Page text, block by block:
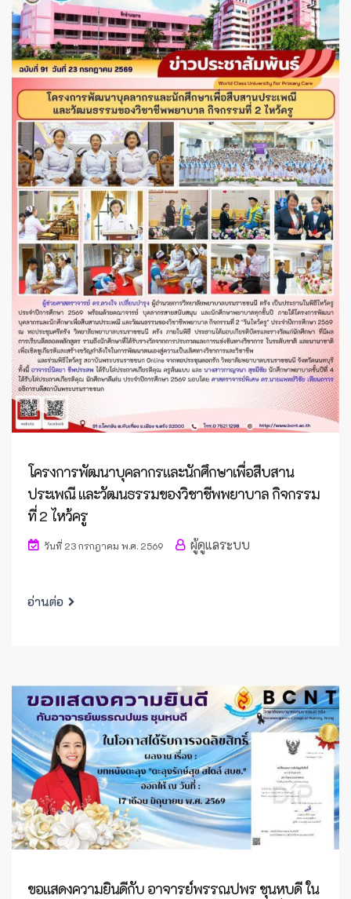
โครงการพัฒนาบุคลากรและนักศึกษาเพื่อสืบสาน
ประเพณี และวัฒนธรรมของวิชาชีพพยาบาล กิจกรรม
ที่ 2 ไหว้ครู
วันที่ 23 กรกฎาคม พ.ศ. 2569 ผู้ดูแลระบบ
อ่านต่อ
ขอแสดงความยินดีกับ อาจารย์พรรณปพร ชุนหบดี ใน